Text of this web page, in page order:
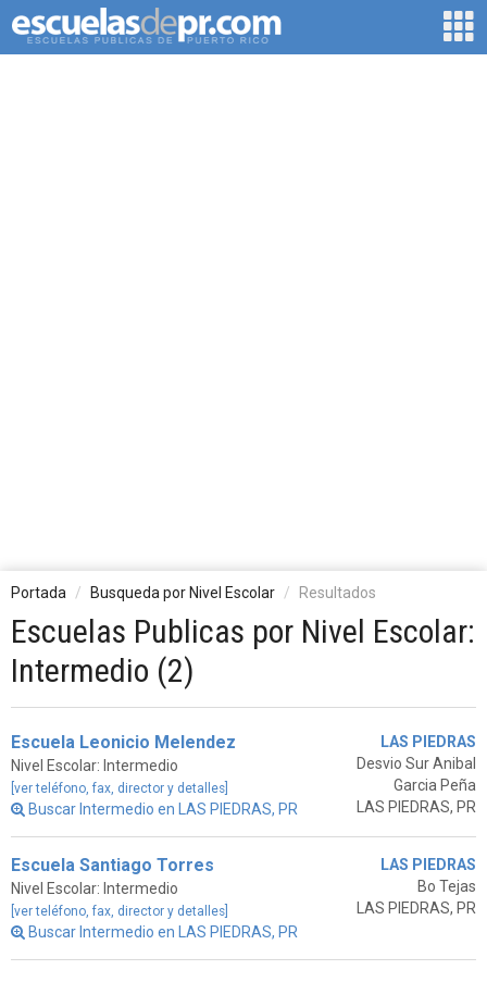
Portada Busqueda por Nivel Escolar Resultados
Escuelas Publicas por Nivel Escolar:
Intermedio (2)
Escuela Leonicio Melendez
Nivel Escolar: Intermedio
[ver teléfono, fax, director y detalles]
Buscar Intermedio en LAS PIEDRAS, PR
LAS PIEDRAS
Desvio Sur Anibal
Garcia Peña
LAS PIEDRAS, PR
Escuela Santiago Torres
Nivel Escolar: Intermedio
[ver teléfono, fax, director y detalles]
Buscar Intermedio en LAS PIEDRAS, PR
LAS PIEDRAS
Bo Tejas
LAS PIEDRAS, PR